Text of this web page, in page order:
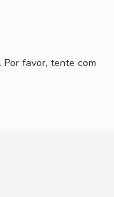
favor, tente com